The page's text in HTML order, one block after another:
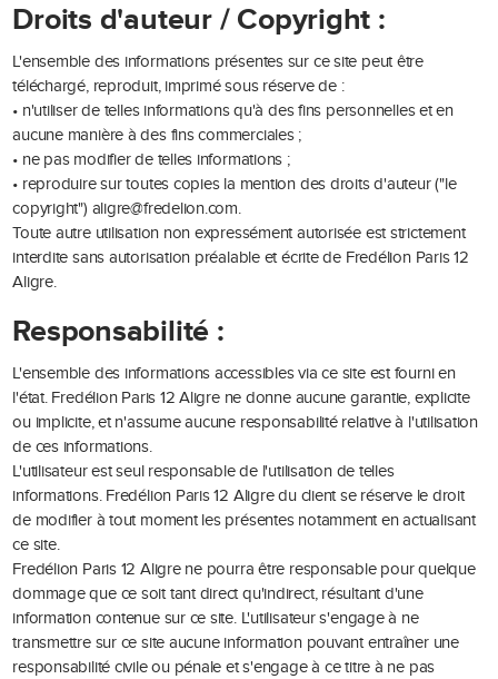
Droits d'auteur / Copyright :
L'ensemble des informations présentes sur ce site peut être
téléchargé, reproduit, imprimé sous réserve de :
• n'utiliser de telles informations qu'à des fins personnelles et en
aucune manière à des fins commerciales ;
• ne pas modifier de telles informations ;
• reproduire sur toutes copies la mention des droits d'auteur ("le
copyright") aligre@fredelion.com.
Toute autre utilisation non expressément autorisée est strictement
interdite sans autorisation préalable et écrite de Fredélion Paris 12
Aligre.
Responsabilité :
L'ensemble des informations accessibles via ce site est fourni en
l'état. Fredélion Paris 12 Aligre ne donne aucune garantie, explicite
ou implicite, et n'assume aucune responsabilité relative à l'utilisation
de ces informations.
L'utilisateur est seul responsable de l'utilisation de telles
informations. Fredélion Paris 12 Aligre du client se réserve le droit
de modifier à tout moment les présentes notamment en actualisant
ce site.
Fredélion Paris 12 Aligre ne pourra être responsable pour quelque
dommage que ce soit tant direct qu'indirect, résultant d'une
information contenue sur ce site. L'utilisateur s'engage à ne
transmettre sur ce site aucune information pouvant entraîner une
responsabilité civile ou pénale et s'engage à ce titre à ne pas